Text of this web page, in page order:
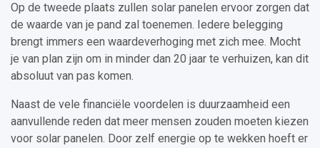
Op de tweede plaats zullen solar panelen ervoor zorgen dat
de waarde van je pand zal toenemen. Iedere belegging
brengt immers een waardeverhoging met zich mee. Mocht
je van plan zijn om in minder dan 20 jaar te verhuizen, kan dit
absoluut van pas komen.
Naast de vele financiële voordelen is duurzaamheid een
aanvullende reden dat meer mensen zouden moeten kiezen
voor solar panelen. Door zelf energie op te wekken hoeft er